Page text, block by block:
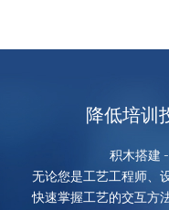
降低培训
积木搭建
无论您是工艺工程师、
快速掌握工艺的交互方